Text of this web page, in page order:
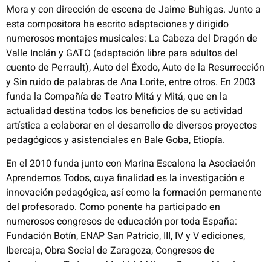
Mora y con dirección de escena de Jaime Buhigas. Junto a
esta compositora ha escrito adaptaciones y dirigido
numerosos montajes musicales: La Cabeza del Dragón de
Valle Inclán y GATO (adaptación libre para adultos del
cuento de Perrault), Auto del Éxodo, Auto de la Resurrección
y Sin ruido de palabras de Ana Lorite, entre otros. En 2003
funda la Compañía de Teatro Mitá y Mitá, que en la
actualidad destina todos los beneficios de su actividad
artística a colaborar en el desarrollo de diversos proyectos
pedagógicos y asistenciales en Bale Goba, Etiopía.
En el 2010 funda junto con Marina Escalona la Asociación
Aprendemos Todos, cuya finalidad es la investigación e
innovación pedagógica, así como la formación permanente
del profesorado. Como ponente ha participado en
numerosos congresos de educación por toda España:
Fundación Botín, ENAP San Patricio, III, IV y V ediciones,
Ibercaja, Obra Social de Zaragoza, Congresos de